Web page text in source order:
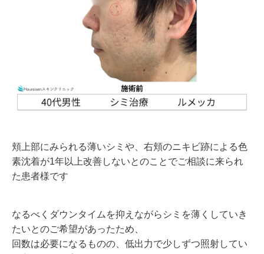
頬上部にみられる薄いシミや、右頬のニキビ跡による色
素沈着が1年以上改善しないとのことでご相談に来られ
た患者様です
なるべくダウンタイムを抑えながらシミを薄くしていき
たいとのご希望があったため、
回数は必要になるものの、低出力で少しずつ照射してい